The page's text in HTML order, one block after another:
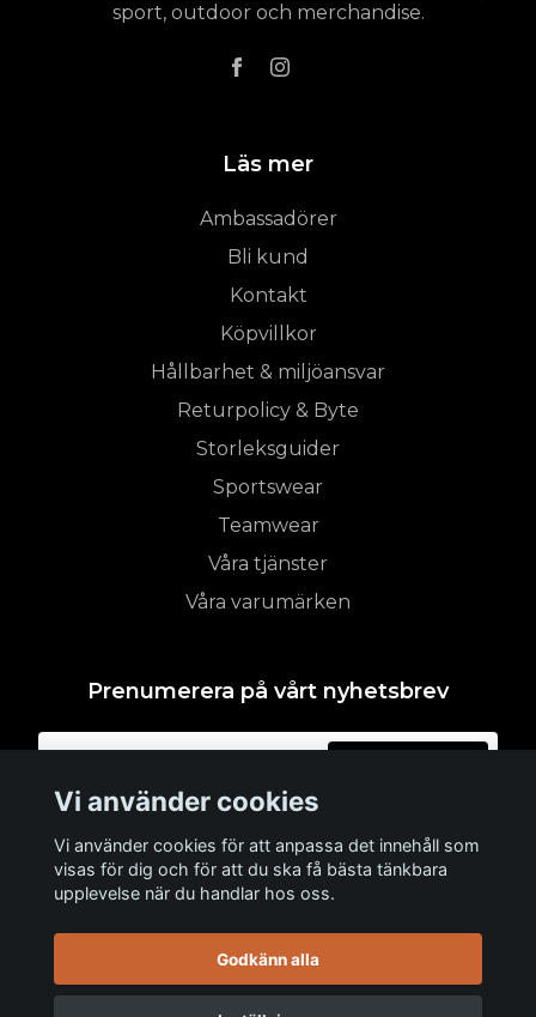
sport, outdoor och merchandise.
Läs mer
Ambassadörer
Bli kund
Kontakt
Köpvillkor
Hållbarhet & miljöansvar
Returpolicy & Byte
Storleksguider
Sportswear
Teamwear
Våra tjänster
Våra varumärken
Prenumerera på vårt nyhetsbrev
Vi använder cookies
Vi använder cookies för att anpassa det innehåll som
visas för dig och för att du ska få bästa tänkbara
upplevelse när du handlar hos oss.
Godkänn alla